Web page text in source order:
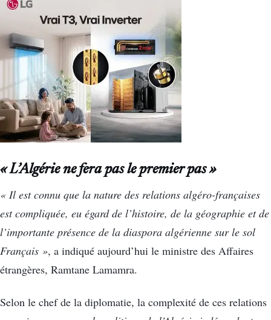
« L’Algérie ne fera pas le premier pas »
« Il est connu que la nature des relations algéro-françaises
est compliquée, eu égard de l’histoire, de la géographie et de
l’importante présence de la diaspora algérienne sur le sol
Français », a indiqué aujourd’hui le ministre des Affaires
étrangères, Ramtane Lamamra.
Selon le chef de la diplomatie, la complexité de ces relations